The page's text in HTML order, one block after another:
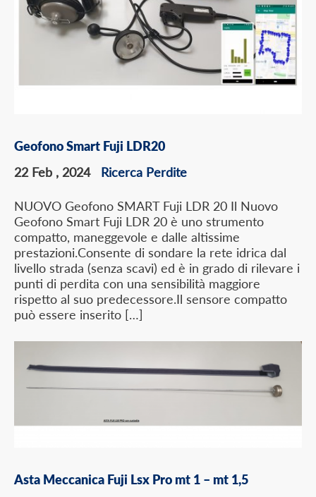
Geofono Smart Fuji LDR20
22 Feb , 2024 Ricerca Perdite
NUOVO Geofono SMART Fuji LDR 20 Il Nuovo
Geofono Smart Fuji LDR 20 è uno strumento
compatto, maneggevole e dalle altissime
prestazioni.Consente di sondare la rete idrica dal
livello strada (senza scavi) ed è in grado di rilevare i
punti di perdita con una sensibilità maggiore
rispetto al suo predecessore.Il sensore compatto
può essere inserito […]
Asta Meccanica Fuji Lsx Pro mt 1 – mt 1,5